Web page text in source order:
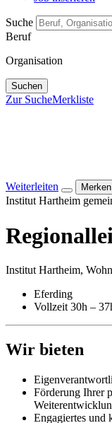
Suche
Beruf
Organisation
Suchen
Zur SucheMerkliste
Weiterleiten Merken
Institut Hartheim
Institut Hartheim,
Eferding
Vollzeit 30h –
Wir bieten
Förderung Ihrer
Engagiertes und